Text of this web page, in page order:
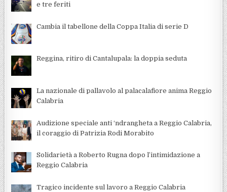
e tre feriti
Cambia il tabellone della Coppa Italia di serie D
Reggina, ritiro di Cantalupala: la doppia seduta
La nazionale di pallavolo al palacalafiore anima Reggio
Calabria
Audizione speciale anti ‘ndrangheta a Reggio Calabria,
il coraggio di Patrizia Rodi Morabito
Solidarietà a Roberto Rugna dopo l’intimidazione a
Reggio Calabria
Tragico incidente sul lavoro a Reggio Calabria